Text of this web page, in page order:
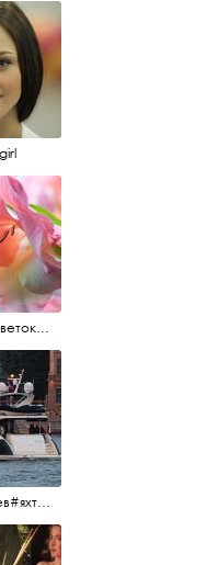
#цветы#цветок#нежность
#медведев#яхты#алыепаруса2023#белыеночи2013#санктпетербург #яхтафотиния#yacht#yachtphotinia